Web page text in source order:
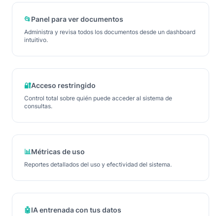
📂 Panel para ver documentos
Administra y revisa todos los documentos desde un dashboard
intuitivo.
🔐Acceso restringido
Control total sobre quién puede acceder al sistema de
consultas.
📊Métricas de uso
Reportes detallados del uso y efectividad del sistema.
🤖IA entrenada con tus datos